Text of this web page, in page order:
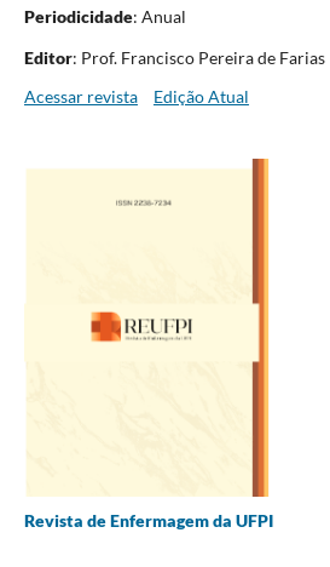
Periodicidade: Anual
Editor: Prof. Francisco Pereira de Farias
Acessar revista
Edição Atual
Revista de Enfermagem da UFPI